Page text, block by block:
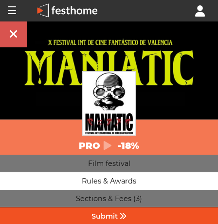
PRO -18%
Film festival
Rules & Awards
Sections & Fees (3)
Submit